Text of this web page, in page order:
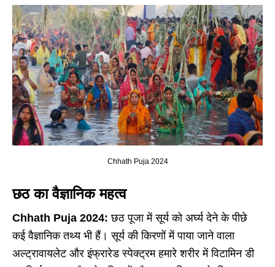
Chhath Puja 2024
छठ का वैज्ञानिक महत्व
Chhath Puja 2024: छठ पूजा में सूर्य को अर्घ्य देने के पीछे
कई वैज्ञानिक तथ्य भी हैं। सूर्य की किरणों में पाया जाने वाला
अल्ट्रावायलेट और इंफ्रारेड स्पेक्ट्रम हमारे शरीर में विटामिन डी